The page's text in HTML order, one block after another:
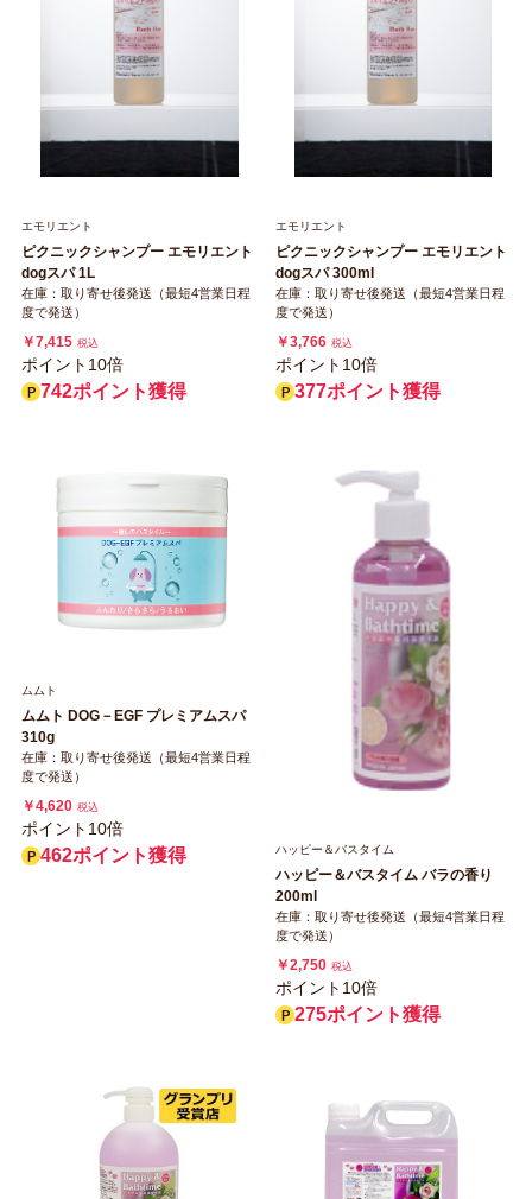
エモリエント
ピクニックシャンプー エモリエント
dogスパ 1L
在庫：取り寄せ後発送（最短4営業日程
度で発送）
￥7,415 税込
ポイント10倍
742ポイント獲得
エモリエント
ピクニックシャンプー エモリエント
dogスパ 300ml
在庫：取り寄せ後発送（最短4営業日程
度で発送）
￥3,766 税込
ポイント10倍
377ポイント獲得
ムムト
ムムト DOG－EGF プレミアムスパ
310g
在庫：取り寄せ後発送（最短4営業日程
度で発送）
￥4,620 税込
ポイント10倍
462ポイント獲得 ハッピー＆バスタイム
ハッピー＆バスタイム バラの香り
200ml
在庫：取り寄せ後発送（最短4営業日程
度で発送）
￥2,750 税込
ポイント10倍
275ポイント獲得